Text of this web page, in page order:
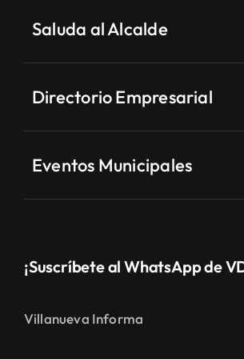
Saluda al Alcalde
Directorio Empresarial
Eventos Municipales
¡Suscríbete al WhatsApp de
Villanueva Informa